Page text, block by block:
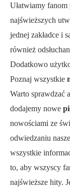
Ułatwiamy
najświeższych
jednej zakładce i
również
Dodatkowo
Poznaj wszystkie
Warto sprawdzać
dodajemy nowe
nowościami ze
odwiedzaniu
wszystkie
to, aby wszyscy
najświeższe hity.